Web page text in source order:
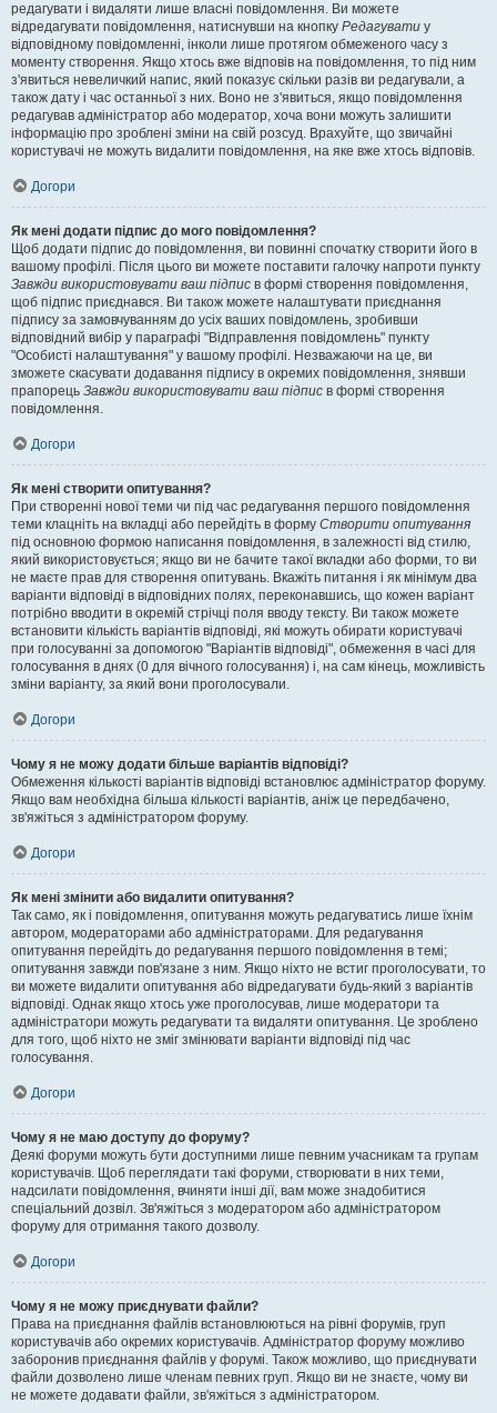
редагувати і видаляти лише власні повідомлення. Ви можете
відредагувати повідомлення, натиснувши на кнопку Редагувати у
відповідному повідомленні, інколи лише протягом обмеженого часу з
моменту створення. Якщо хтось вже відповів на повідомлення, то під ним
з'явиться невеличкий напис, який показує скільки разів ви редагували, а
також дату і час останньої з них. Воно не з'явиться, якщо повідомлення
редагував адміністратор або модератор, хоча вони можуть залишити
інформацію про зроблені зміни на свій розсуд. Врахуйте, що звичайні
користувачі не можуть видалити повідомлення, на яке вже хтось відповів.
Догори
Як мені додати підпис до мого повідомлення?
Щоб додати підпис до повідомлення, ви повинні спочатку створити його в
вашому профілі. Після цього ви можете поставити галочку напроти пункту
Завжди використовувати ваш підпис в формі створення повідомлення,
щоб підпис приєднався. Ви також можете налаштувати приєднання
підпису за замовчуванням до усіх ваших повідомлень, зробивши
відповідний вибір у параграфі "Відправлення повідомлень" пункту
"Особисті налаштування" у вашому профілі. Незважаючи на це, ви
зможете скасувати додавання підпису в окремих повідомлення, знявши
прапорець Завжди використовувати ваш підпис в формі створення
повідомлення.
Догори
Як мені створити опитування?
При створенні нової теми чи під час редагування першого повідомлення
теми клацніть на вкладці або перейдіть в форму Створити опитування
під основною формою написання повідомлення, в залежності від стилю,
який використовується; якщо ви не бачите такої вкладки або форми, то ви
не маєте прав для створення опитувань. Вкажіть питання і як мінімум два
варіанти відповіді в відповідних полях, переконавшись, що кожен варіант
потрібно вводити в окремій стрічці поля вводу тексту. Ви також можете
встановити кількість варіантів відповіді, які можуть обирати користувачі
при голосуванні за допомогою "Варіантів відповіді", обмеження в часі для
голосування в днях (0 для вічного голосування) і, на сам кінець, можливість
зміни варіанту, за який вони проголосували.
Догори
Чому я не можу додати більше варіантів відповіді?
Обмеження кількості варіантів відповіді встановлює адміністратор форуму.
Якщо вам необхідна більша кількості варіантів, аніж це передбачено,
зв'яжіться з адміністратором форуму.
Догори
Як мені змінити або видалити опитування?
Так само, як і повідомлення, опитування можуть редагуватись лише їхнім
автором, модераторами або адміністраторами. Для редагування
опитування перейдіть до редагування першого повідомлення в темі;
опитування завжди пов'язане з ним. Якщо ніхто не встиг проголосувати, то
ви можете видалити опитування або відредагувати будь-який з варіантів
відповіді. Однак якщо хтось уже проголосував, лише модератори та
адміністратори можуть редагувати та видаляти опитування. Це зроблено
для того, щоб ніхто не зміг змінювати варіанти відповіді під час
голосування.
Догори
Чому я не маю доступу до форуму?
Деякі форуми можуть бути доступними лише певним учасникам та групам
користувачів. Щоб переглядати такі форуми, створювати в них теми,
надсилати повідомлення, вчиняти інші дії, вам може знадобитися
спеціальний дозвіл. Зв'яжіться з модератором або адміністратором
форуму для отримання такого дозволу.
Догори
Чому я не можу приєднувати файли?
Права на приєднання файлів встановлюються на рівні форумів, груп
користувачів або окремих користувачів. Адміністратор форуму можливо
заборонив приєднання файлів у форумі. Також можливо, що приєднувати
файли дозволено лише членам певних груп. Якщо ви не знаєте, чому ви
не можете додавати файли, зв'яжіться з адміністратором.